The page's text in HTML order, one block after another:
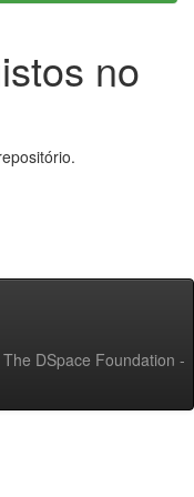
no
DSpace Foundation -